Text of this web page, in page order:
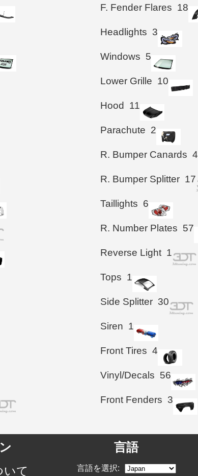
F. Fender Flares 18
Headlights 3
Windows 5
Lower Grille 10
Hood 11
Parachute 2
R. Bumper Canards 4
R. Bumper Splitter 17
Taillights 6
R. Number Plates 57
Reverse Light 1
Tops 1
Side Splitter 30
Siren 1
Front Tires 4
Vinyl/Decals 56
Front Fenders 3
て
言語
言語を選択: